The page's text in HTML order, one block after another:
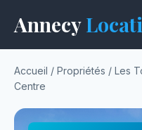
Annecy
Accueil / Propriétés / Les
Centre